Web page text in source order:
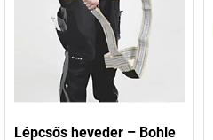
Lépcsős heveder – Bohle